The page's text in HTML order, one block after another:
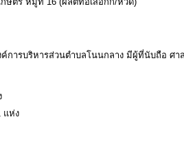
ารบริหารส่วนตำบลโนนกลาง มีผู้ที่นับถือ ศา
แห่ง